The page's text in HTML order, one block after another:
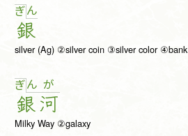
ぎん
銀
silver (Ag) ②silver coin ③silver color ④bank
ぎん
銀
が
河
Milky Way ②galaxy